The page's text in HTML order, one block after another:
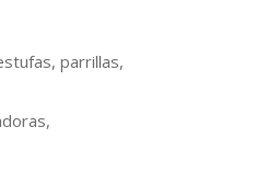
parrillas,